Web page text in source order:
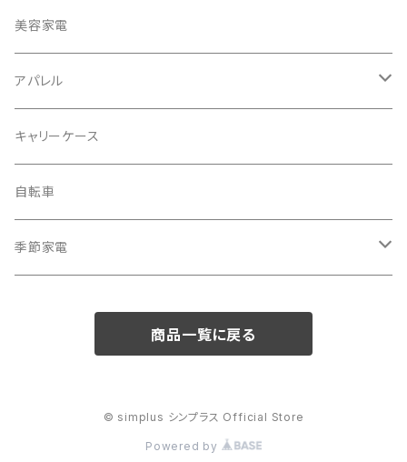
冷蔵庫・冷凍庫
洗濯機
掃除機
電動モップ
カーペットクリーナー
AV機器
シュレッダー
自動開閉ゴミ箱
美容家電
アパレル
バッグ
メンズ
レディース
キャリーケース
自転車
季節家電
サーキュレーター
スポットクーラー
商品一覧に戻る
© simplus シンプラス Official Store
Powered by